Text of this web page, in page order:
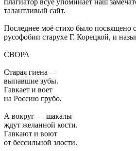
талантливый сайт.
Последнее моё стихо было посвящено
русофобии старухе Г. Корецкой, и
СВОРА
Старая гиена —
выпавшие зубы.
Гавкает и воет
на Россию грубо.
А вокруг — шакалы
ждут желанной кости.
Гавкают и воют
от бессильной злости.